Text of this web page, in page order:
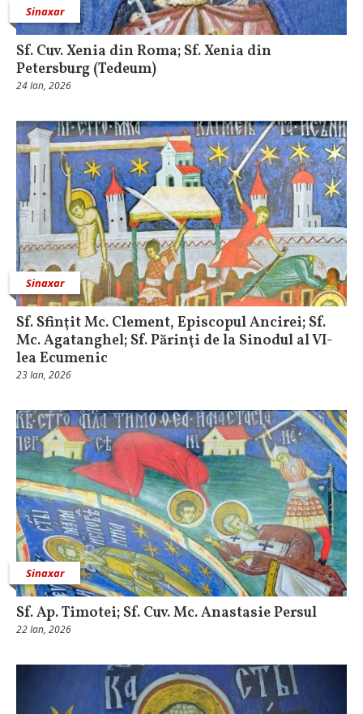
Sinaxar
Sf. Cuv. Xenia din Roma; Sf. Xenia din
Petersburg (Tedeum)
24 Ian, 2026
Sinaxar
Sf. Sfinţit Mc. Clement, Episcopul Ancirei; Sf.
Mc. Agatanghel; Sf. Părinţi de la Sinodul al VI-
lea Ecumenic
23 Ian, 2026
Sinaxar
Sf. Ap. Timotei; Sf. Cuv. Mc. Anastasie Persul
22 Ian, 2026